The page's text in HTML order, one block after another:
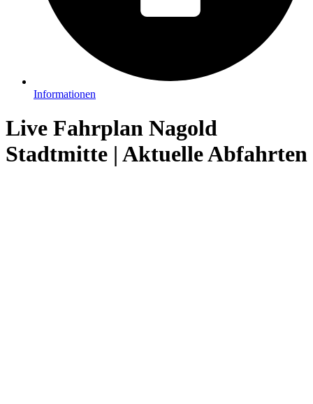
Informationen
Live Fahrplan Nagold
Stadtmitte | Aktuelle Abfahrten